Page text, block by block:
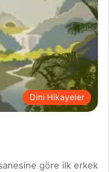
Dini Hikayeler
göre ilk erkek